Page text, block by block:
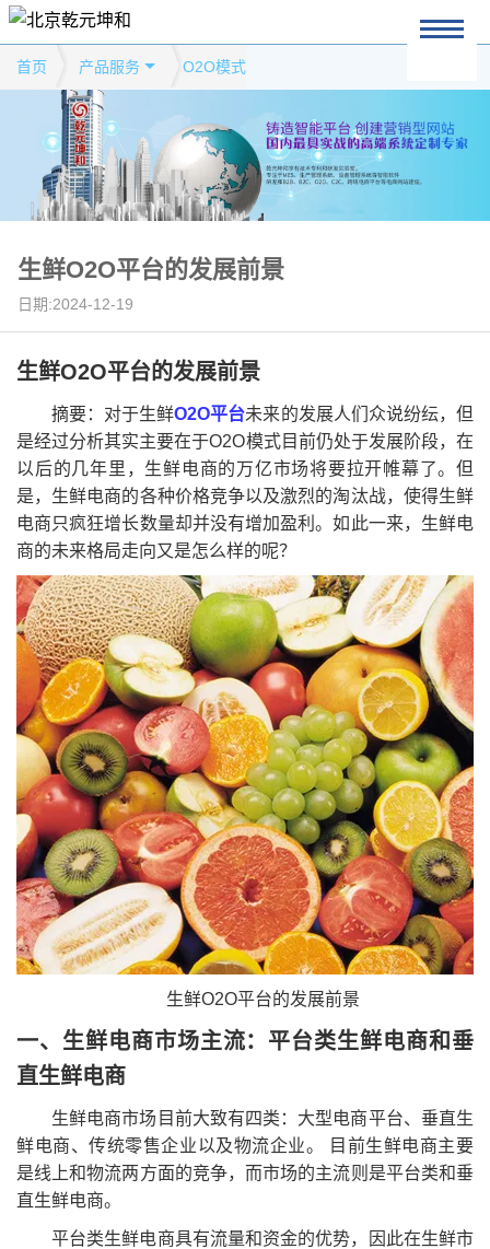
首页 产品服务 O2O模式
生鲜O2O平台的发展前景
日期:2024-12-19
生鲜O2O平台的发展前景
摘要：对于生鲜O2O平台未来的发展人们众说纷纭，但
是经过分析其实主要在于O2O模式目前仍处于发展阶段，在
以后的几年里，生鲜电商的万亿市场将要拉开帷幕了。但
是，生鲜电商的各种价格竞争以及激烈的淘汰战，使得生鲜
电商只疯狂增长数量却并没有增加盈利。如此一来，生鲜电
商的未来格局走向又是怎么样的呢？
生鲜O2O平台的发展前景
一、生鲜电商市场主流：平台类生鲜电商和垂
直生鲜电商
生鲜电商市场目前大致有四类：大型电商平台、垂直生
鲜电商、传统零售企业以及物流企业。 目前生鲜电商主要
是线上和物流两方面的竞争，而市场的主流则是平台类和垂
直生鲜电商。
平台类生鲜电商具有流量和资金的优势，因此在生鲜市